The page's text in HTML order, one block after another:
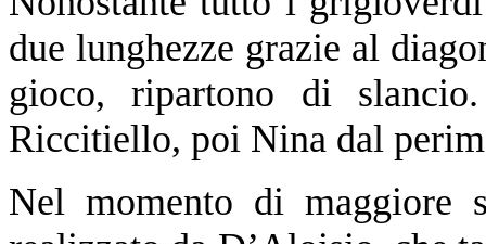
due lunghezze grazie al
gioco, ripartono di
Riccitiello, poi Nina dal
Nel momento di